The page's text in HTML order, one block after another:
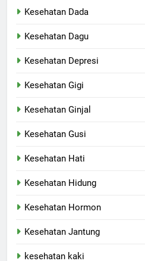
Kesehatan Dada
Kesehatan Dagu
Kesehatan Depresi
Kesehatan Gigi
Kesehatan Ginjal
Kesehatan Gusi
Kesehatan Hati
Kesehatan Hidung
Kesehatan Hormon
Kesehatan Jantung
kesehatan kaki